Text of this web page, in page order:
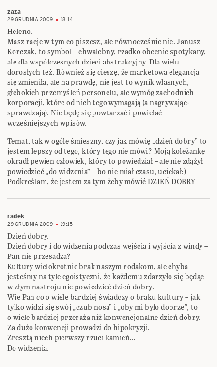
zaza
29 GRUDNIA 2009 18:14
Heleno.
Masz racje w tym co piszesz, ale równocześnie nie. Janusz
Korczak, to symbol – chwalebny, rzadko obecnie spotykany,
ale dla współczesnych dzieci abstrakcyjny. Dla wielu
dorosłych też. Również się cieszę, że marketowa elegancja
się zmieniła, ale na prawdę, nie jest to wynik własnych,
głębokich przemyśleń personelu, ale wymóg zachodnich
korporacji, które od nich tego wymagają (a nagrywając-
sprawdzają). Nie będę się powtarzać i powielać
wcześniejszych wpisów.
Temat, tak w ogóle śmieszny, czy jak mówię „dzień dobry” to
jestem lepszy od tego, który tego nie mówi? Moją koleżankę
okradł pewien człowiek, który to powiedział – ale nie zdążył
powiedzieć „do widzenia” – bo nie miał czasu, uciekał:)
Podkreślam, że jestem za tym żeby mówić DZIEŃ DOBRY
radek
29 GRUDNIA 2009 19:15
Dzień dobry.
Dzień dobry i do widzenia podczas wejścia i wyjścia z windy –
Pan nie przesadza?
Kultury wielokrotnie brak naszym rodakom, ale chyba
jesteśmy na tyle egoistyczni, że każdemu zdarzyło się będąc
w złym nastroju nie powiedzieć dzień dobry.
Wie Pan co o wiele bardziej świadczy o braku kultury – jak
tylko widzi się swój „czub nosa” i „oby mi było dobrze”, to
o wiele bardziej przeraża niż konwencjonalne dzień dobry.
Za dużo konwencji prowadzi do hipokryzji.
Zresztą niech pierwszy rzuci kamień…
Do widzenia.